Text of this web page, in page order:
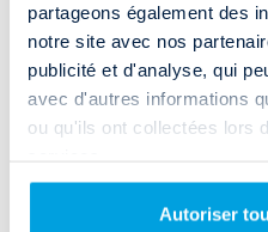
partageons également des
notre site avec nos
publicité et d'analyse, qui
avec d'autres informations
ou qu'ils ont collectées lors
Autoriser
A mi-chemin entre Aix-en-
vous pouvez accéder à l'agence
(aller simple uniquement) en
ACCÈS &